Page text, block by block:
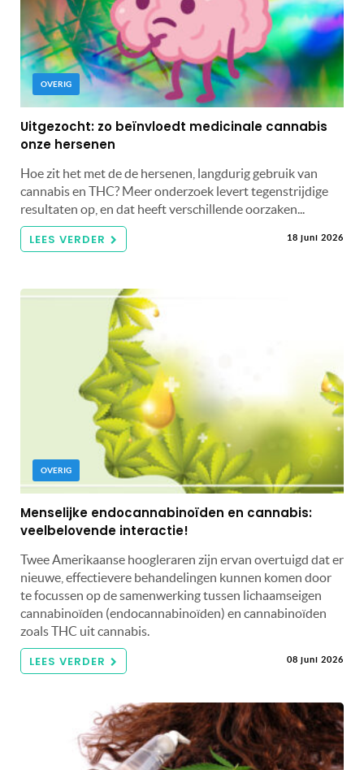
OVERIG
Uitgezocht: zo beïnvloedt medicinale cannabis
onze hersenen
Hoe zit het met de de hersenen, langdurig gebruik van
cannabis en THC? Meer onderzoek levert tegenstrijdige
resultaten op, en dat heeft verschillende oorzaken...
LEES VERDER 18 juni 2026
OVERIG
Menselijke endocannabinoïden en cannabis:
veelbelovende interactie!
Twee Amerikaanse hoogleraren zijn ervan overtuigd dat er
nieuwe, effectievere behandelingen kunnen komen door
te focussen op de samenwerking tussen lichaamseigen
cannabinoïden (endocannabinoïden) en cannabinoïden
zoals THC uit cannabis.
LEES VERDER 08 juni 2026